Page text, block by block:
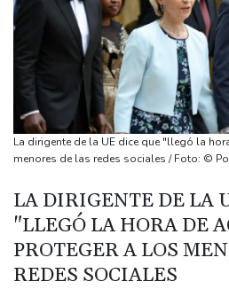
El banco central de México
Boca Juniors suma poder
Valencia
Las autoridades reportan un caso
Universal Studios en California
Detienen en México a un
La Federación Noruega de Fútbol
Israel rechaza retirarse de más
Las entidades militares de Cuba,
La dirigente de la UE dice que "llegó la
menores de las redes sociales / Foto: ©
LA DIRIGENTE DE LA
"LLEGÓ LA HORA DE
PROTEGER A LOS
REDES SOCIALES